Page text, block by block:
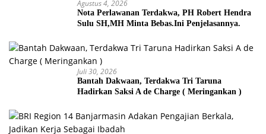
Agustus 4, 2026
Nota Perlawanan Terdakwa, PH Robert Hendra
Sulu SH,MH Minta Bebas.Ini Penjelasannya.
Juli 30, 2026
Bantah Dakwaan, Terdakwa Tri Taruna
Hadirkan Saksi A de Charge ( Meringankan )